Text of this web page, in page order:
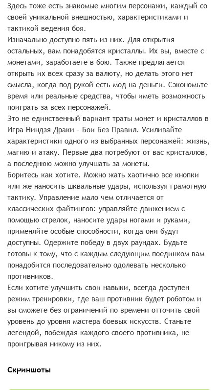
Здесь тоже есть знакомые многим персонажи, каждый со
своей уникальной внешностью, характеристиками и
тактикой ведения боя.
Изначально доступно пять из них. Для открытия
остальных, вам понадобятся кристаллы. Их вы, вместе с
монетами, заработаете в бою. Также предлагается
открыть их всех сразу за валюту, но делать этого нет
смысла, когда под рукой есть мод на деньги. Сэкономьте
время или реальные средства, чтобы иметь возможность
поиграть за всех персонажей.
Это не единственный вариант траты монет и кристаллов в
Игра Ниндзя Драки – Бои Без Правил. Усиливайте
характеристики одного из выбранных персонажей: жизнь,
магию и атаку. Первые два потребуют от вас кристаллов,
а последнюю можно улучшать за монеты.
Боритесь как хотите. Можно жать хаотично все кнопки
или же наносить шквальные удары, используя грамотную
тактику. Управление мало чем отличается от
классических файтингов: управляйте движением с
помощью стрелок, наносите удары ногами и руками,
применяйте особые способности, когда они будут
доступны. Одержите победу в двух раундах. Будьте
готовы к тому, что с каждым следующим поединком вам
понадобится последовательно одолевать несколько
противников.
Если хотите улучшить свои навыки, всегда доступен
режим тренировки, где ваш противник будет роботом и
вы сможете без ограничений по времени отточить свой
уровень до уровня мастера боевых искусств. Станьте
легендой, побеждая каждого своего противника, не
проигрывая никому из них.
Скриншоты